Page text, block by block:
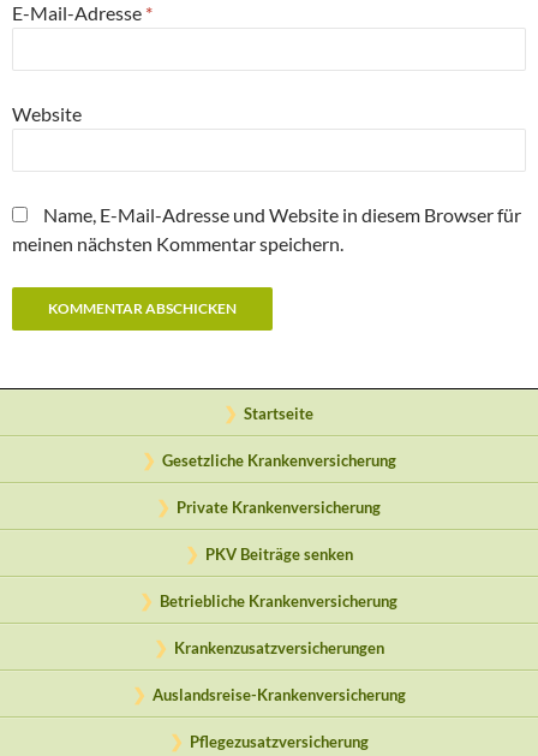
E-Mail-Adresse *
Website
Name, E-Mail-Adresse und Website in diesem Browser für
meinen nächsten Kommentar speichern.
Startseite
Gesetzliche Krankenversicherung
Private Krankenversicherung
PKV Beiträge senken
Betriebliche Krankenversicherung
Krankenzusatzversicherungen
Auslandsreise-Krankenversicherung
Pflegezusatzversicherung